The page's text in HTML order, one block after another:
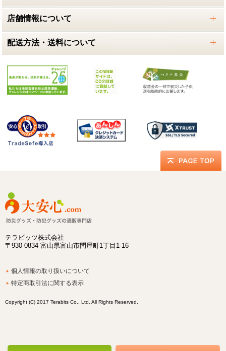
店舗情報について
配送方法・送料について
テラビッツ株式会社
〒930-0834 富山県富山市問屋町1丁目1-16
個人情報の取り扱いについて
特定商取引法に関する表示
Copyright (C) 2017 Terabits Co., Ltd. All Rights Reserved.